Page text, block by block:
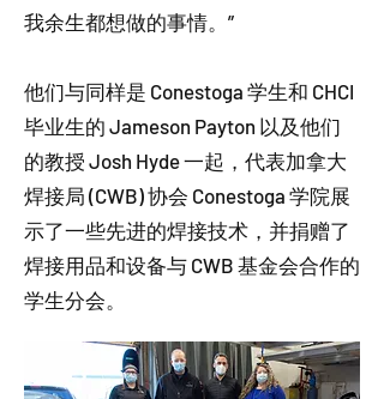
我余生都想做的事情。”
他们与同样是 Conestoga 学生和 CHCI
毕业生的 Jameson Payton 以及他们
的教授 Josh Hyde 一起，代表加拿大
焊接局 (CWB) 协会 Conestoga 学院展
示了一些先进的焊接技术，并捐赠了
焊接用品和设备与 CWB 基金会合作的
学生分会。